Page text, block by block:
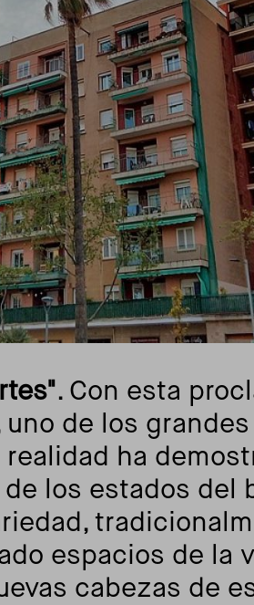
. Con esta
uno de los
ha
los estados del
espacios de la
cabezas de